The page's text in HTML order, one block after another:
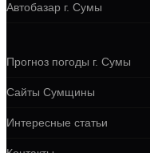
Автобазар г. Сумы
Прогноз погоды г. Сумы
Сайты Сумщины
Интересные статьи